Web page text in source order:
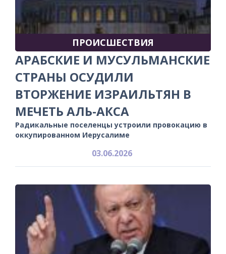
ПРОИСШЕСТВИЯ
АРАБСКИЕ И МУСУЛЬМАНСКИЕ
СТРАНЫ ОСУДИЛИ
ВТОРЖЕНИЕ ИЗРАИЛЬТЯН В
МЕЧЕТЬ АЛЬ-АКСА
Радикальные поселенцы устроили провокацию в
оккупированном Иерусалиме
03.06.2026